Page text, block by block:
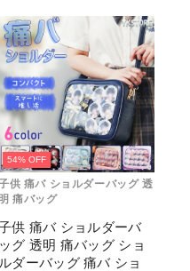
54% OFF
供 痛バ ショルダーバッグ 透
痛バッグ
供 痛バ ショルダーバ
ッグ 透明 痛バッグ ショ
ルダーバッグ 痛バ ショ